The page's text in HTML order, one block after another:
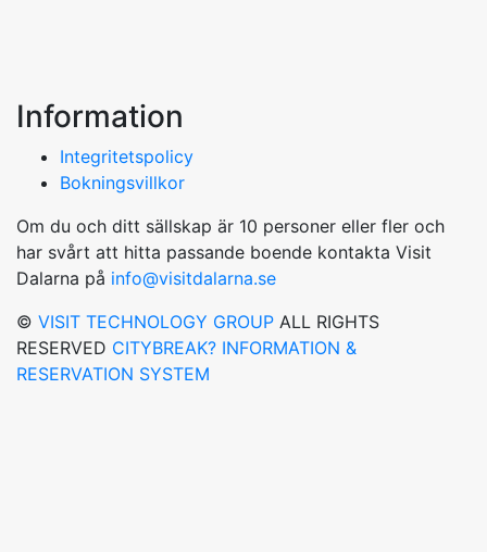
Information
Integritetspolicy
Bokningsvillkor
Om du och ditt sällskap är 10 personer eller fler och
har svårt att hitta passande boende kontakta Visit
Dalarna på info@visitdalarna.se
© VISIT TECHNOLOGY GROUP ALL RIGHTS
RESERVED CITYBREAK? INFORMATION &
RESERVATION SYSTEM